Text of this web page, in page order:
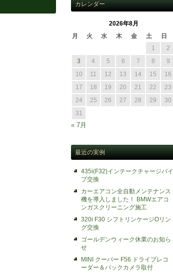
カレンダー
2026年8月
月
火 水 木 金 土
日
1
2
3
4 5 6 7 8
9
10
11 12 13 14 15
16
17
18 19 20 21 22
23
24
25 26 27 28 29
30
31
« 7月
最近の実例
435i(F32)インテークチャージパイ
プ交換
カーエアコン全自動メンテナンス
機を導入しました！ BMWエアコ
ンガスクリーニング施工
320i F30 シフトリンケージOリン
グ交換
ゴールデンウィーク休業のお知ら
せ
MINI クーパー F56 ドライブレコ
ーダー＆バックカメラ取付